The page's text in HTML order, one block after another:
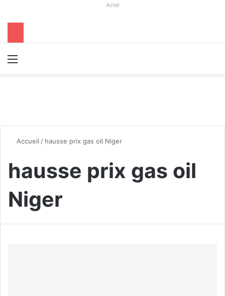
Airtel
Accueil / hausse prix gas oil Niger
hausse prix gas oil
Niger